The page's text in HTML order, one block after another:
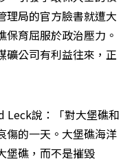
理局的官方臉書就遭大
育屈服於政治壓力。
礦公司有利益往來，正
Leck說：「對大堡礁和
傷的一天。大堡礁海洋
堡礁，而不是摧毀